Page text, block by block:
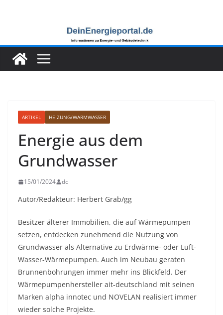
ARTIKEL HEIZUNG/WARMWASSER
Energie aus dem
Grundwasser
15/01/2024 dc
Autor/Redakteur: Herbert Grab/gg
Besitzer älterer Immobilien, die auf Wärmepumpen
setzen, entdecken zunehmend die Nutzung von
Grundwasser als Alternative zu Erdwärme- oder Luft-
Wasser-Wärmepumpen. Auch im Neubau geraten
Brunnenbohrungen immer mehr ins Blickfeld. Der
Wärmepumpenhersteller ait-deutschland mit seinen
Marken alpha innotec und NOVELAN realisiert immer
wieder solche Projekte.